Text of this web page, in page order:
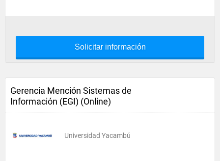
Solicitar información
Gerencia Mención Sistemas de
Información (EGI) (Online)
Universidad Yacambú